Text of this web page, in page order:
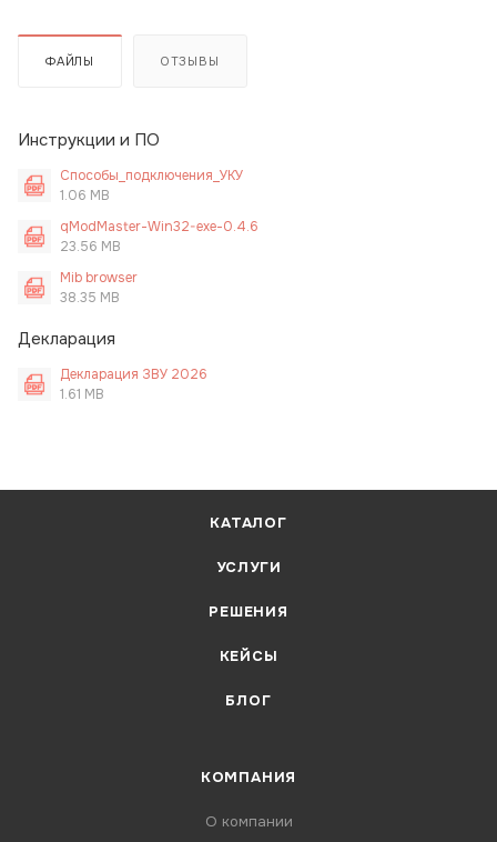
ФАЙЛЫ ОТЗЫВЫ
Инструкции и ПО
Способы_подключения_УКУ
1.06 MB
qModMaster-Win32-exe-0.4.6
23.56 MB
Mib browser
38.35 MB
Декларация
Декларация ЗВУ 2026
1.61 MB
КАТАЛОГ
УСЛУГИ
РЕШЕНИЯ
КЕЙСЫ
БЛОГ
КОМПАНИЯ
О компании